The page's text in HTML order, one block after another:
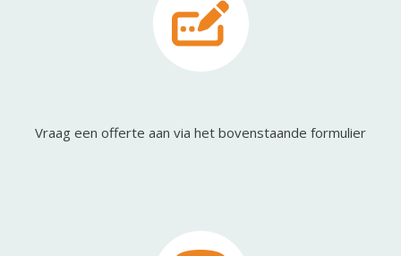
Vraag een offerte aan via het bovenstaande formulier